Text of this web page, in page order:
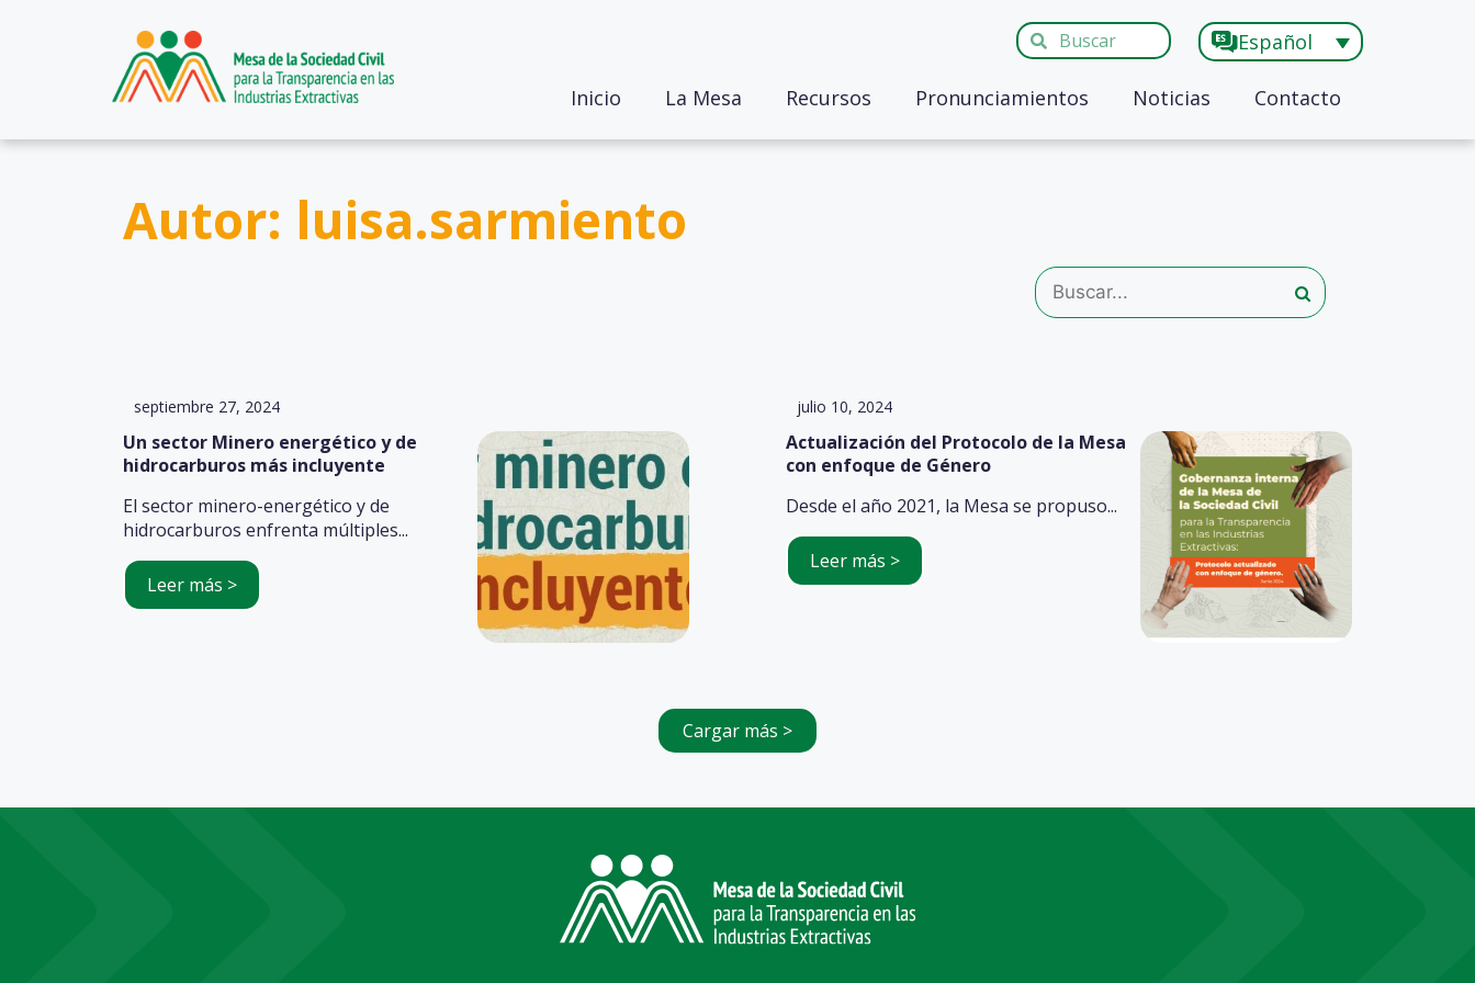
Español
Inicio La Mesa Recursos Pronunciamientos Noticias Contacto
Autor: luisa.sarmiento
septiembre 27, 2024
Un sector Minero energético y de
hidrocarburos más incluyente
El sector minero-energético y de
hidrocarburos enfrenta múltiples...
Leer más >
julio 10, 2024
Actualización del Protocolo de la Mesa
con enfoque de Género
Desde el año 2021, la Mesa se propuso...
Leer más >
Cargar más >